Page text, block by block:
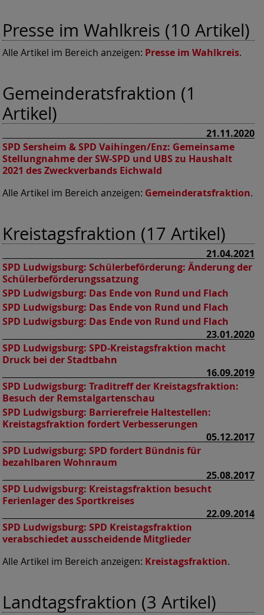
Presse im Wahlkreis (10 Artikel)
Alle Artikel im Bereich anzeigen: Presse im Wahlkreis.
Gemeinderatsfraktion (1
Artikel)
21.11.2020
SPD Sersheim & SPD Vaihingen/Enz: Gemeinsame
Stellungnahme der SW-SPD und UBS zu Haushalt
2021 des Zweckverbands Eichwald
Alle Artikel im Bereich anzeigen: Gemeinderatsfraktion.
Kreistagsfraktion (17 Artikel)
21.04.2021
SPD Ludwigsburg: Schülerbeförderung: Änderung der
Schülerbeförderungssatzung
SPD Ludwigsburg: Das Ende von Rund und Flach
SPD Ludwigsburg: Das Ende von Rund und Flach
SPD Ludwigsburg: Das Ende von Rund und Flach
23.01.2020
SPD Ludwigsburg: SPD-Kreistagsfraktion macht
Druck bei der Stadtbahn
16.09.2019
SPD Ludwigsburg: Traditreff der Kreistagsfraktion:
Besuch der Remstalgartenschau
SPD Ludwigsburg: Barrierefreie Haltestellen:
Kreistagsfraktion fordert Verbesserungen
05.12.2017
SPD Ludwigsburg: SPD fordert Bündnis für
bezahlbaren Wohnraum
25.08.2017
SPD Ludwigsburg: Kreistagsfraktion besucht
Ferienlager des Sportkreises
22.09.2014
SPD Ludwigsburg: SPD Kreistagsfraktion
verabschiedet ausscheidende Mitglieder
Alle Artikel im Bereich anzeigen: Kreistagsfraktion.
Landtagsfraktion (3 Artikel)